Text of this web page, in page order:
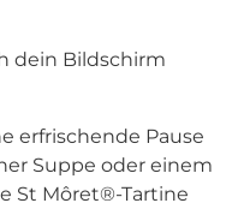
dein Bildschirm
erfrischende Pause
Suppe oder einem
St Môret®-Tartine